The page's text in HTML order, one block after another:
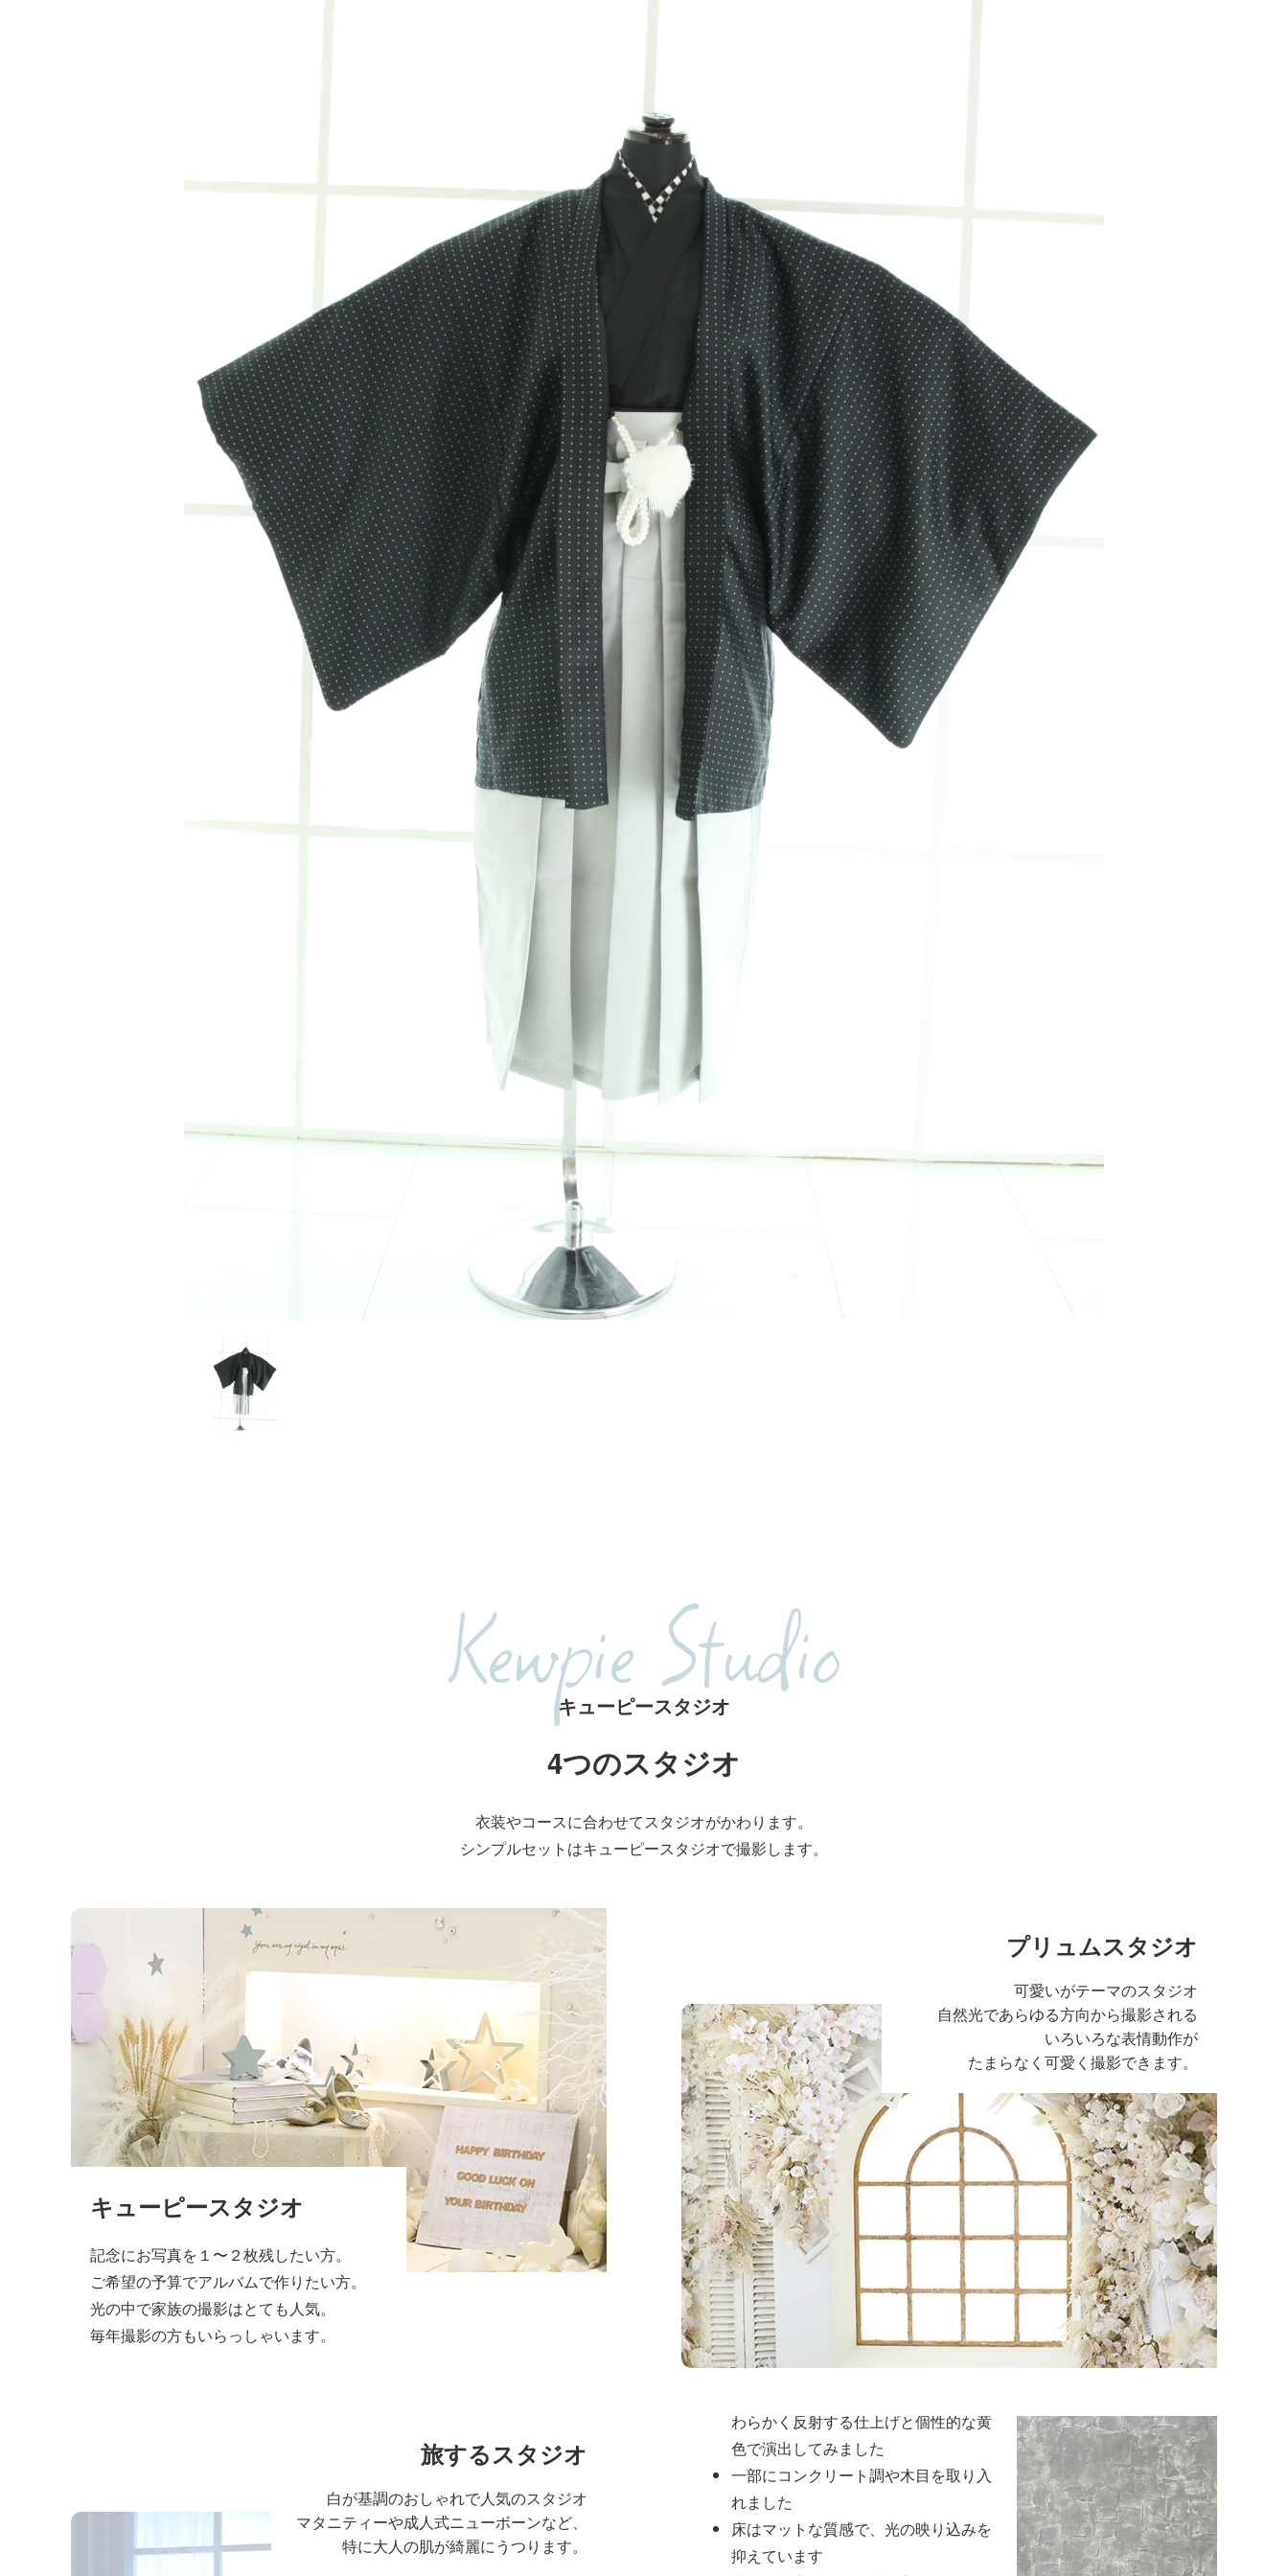
Kewpie Studio
キューピースタジオ
4つのスタジオ
衣装やコースに合わせてスタジオがかわります。
シンプルセットはキューピースタジオで撮影します。
キューピースタジオ
記念にお写真を１〜２枚残したい方。
ご希望の予算でアルバムで作りたい方。
光の中で家族の撮影はとても人気。
毎年撮影の方もいらっしゃいます。
プリュムスタジオ
可愛いがテーマのスタジオ
自然光であらゆる方向から撮影される
いろいろな表情動作が
たまらなく可愛く撮影できます。
旅するスタジオ
白が基調のおしゃれで人気のスタジオ
マタニティーや成人式ニューボーンなど、
特に大人の肌が綺麗にうつります。
リルスタジオ
シンプルで清潔感のある広い空間のスタジ
オです
天井も3メートルの高さで写真に広さを感
じさせます
全体の雰囲気
スタジオ全体は
シンプルで清潔感のある空
間を基調とし、被写体が最も美しく引き立
つようデザインされています。
わらかく反射する仕上げと個性的な黄
色で演出してみました
一部にコンクリート調や木目を取り入
れました
床はマットな質感で、光の映り込みを
抑えています